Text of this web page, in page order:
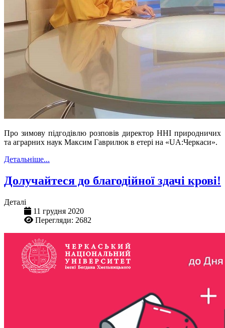
Про зимову підгодівлю розповів директор ННІ природничих
та аграрних наук Максим Гаврилюк в етері на «UA:Черкаси».
Детальніше...
Долучайтеся до благодійної здачі крові!
Деталі
11 грудня 2020
Перегляди: 2682